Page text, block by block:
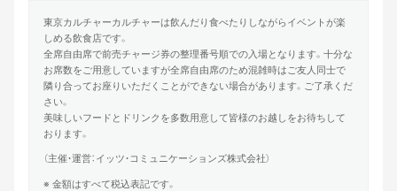
東京カルチャーカルチャーは飲んだり食べたりしながらイベントが楽
しめる飲食店です。
全席自由席で前売チャージ券の整理番号順での入場となります。十分な
お席数をご用意していますが全席自由席のため混雑時はご友人同士で
隣り合ってお座りいただくことができない場合があります。ご了承くだ
さい。
美味しいフードとドリンクを多数用意して皆様のお越しをお待ちして
おります。
（主催・運営：イッツ・コミュニケーションズ株式会社）
※ 金額はすべて税込表記です。